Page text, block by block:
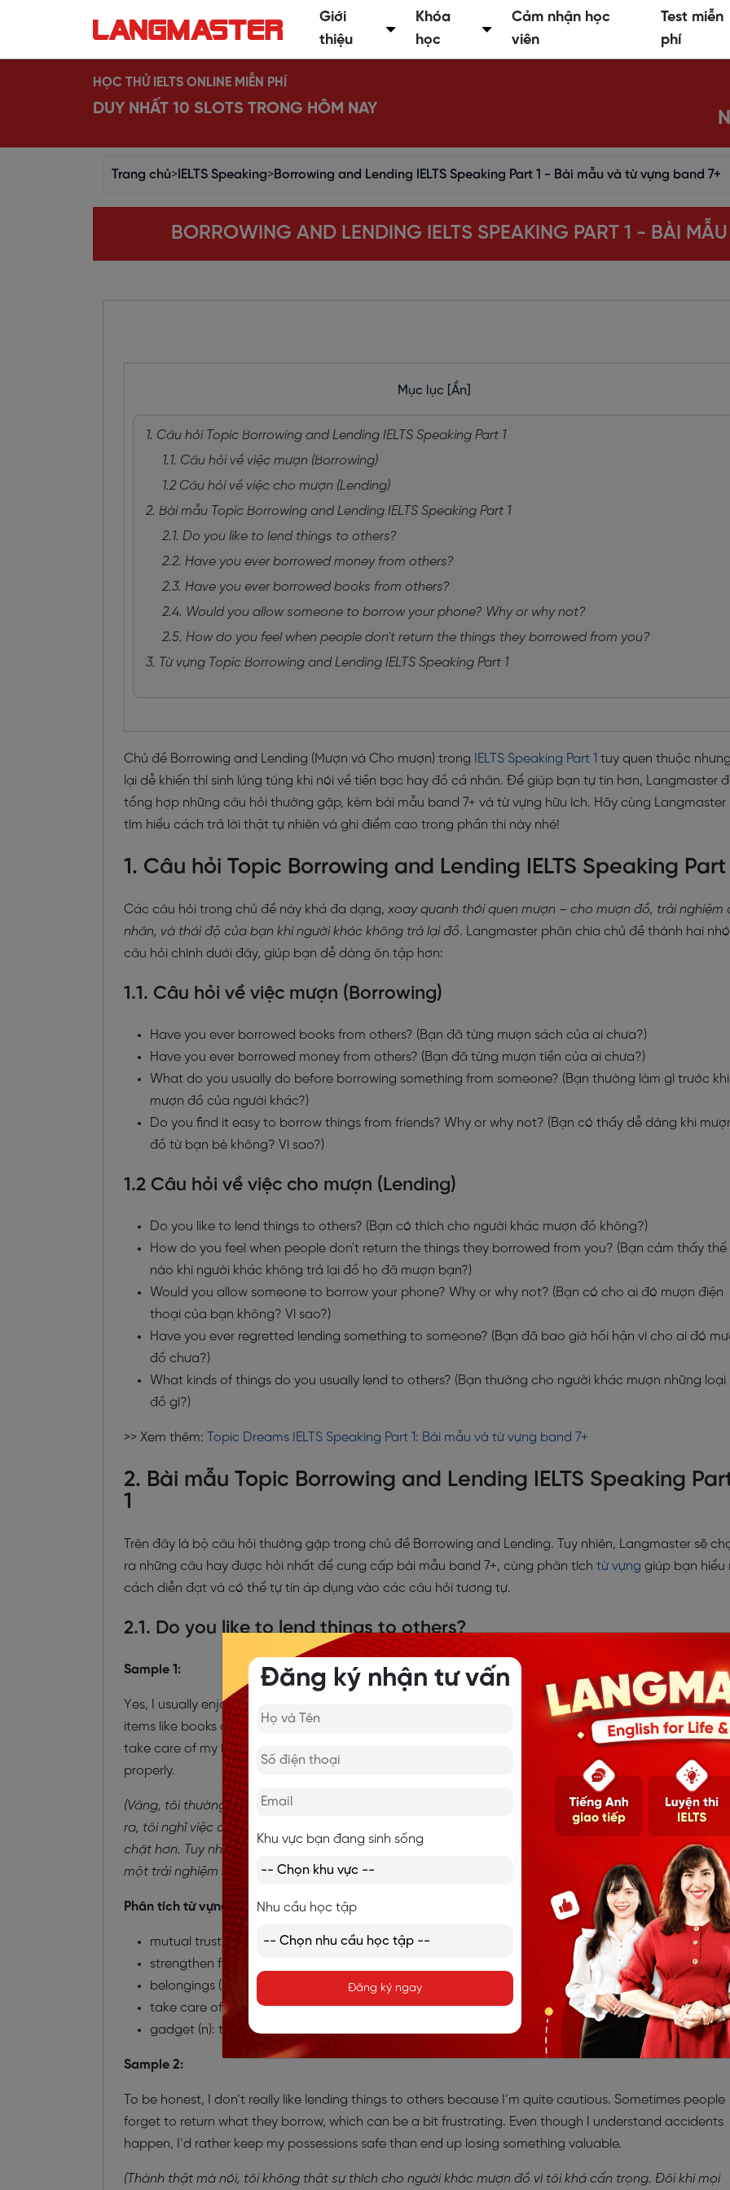
Giới
thiệu
Khóa
học
Cảm nhận học
viên
Test miễn
phí
HỌC THỬ IELTS ONLINE MIỄN PHÍ
DUY NHẤT 10 SLOTS TRONG HÔM NAY
Trang chủ> IELTS Speaking>Borrowing and Lending IELTS Speaking Part 1 - Bài mẫu và từ vựng band 7+
BORROWING AND LENDING IELTS SPEAKING PART 1 - BÀI
Mục lục [Ẩn]
1. Câu hỏi Topic Borrowing and Lending IELTS Speaking Part 1
1.1. Câu hỏi về việc mượn (Borrowing)
1.2 Câu hỏi về việc cho mượn (Lending)
2. Bài mẫu Topic Borrowing and Lending IELTS Speaking Part 1
2.1. Do you like to lend things to others?
2.2. Have you ever borrowed money from others?
2.3. Have you ever borrowed books from others?
2.4. Would you allow someone to borrow your phone? Why or why not?
2.5. How do you feel when people don't return the things they borrowed from you?
3. Từ vựng Topic Borrowing and Lending IELTS Speaking Part 1
Chủ đề Borrowing and Lending (Mượn và Cho mượn) trong IELTS Speaking Part 1 tuy quen thuộc nhưng
lại dễ khiến thí sinh lúng túng khi nói về tiền bạc hay đồ cá nhân. Để giúp bạn tự tin hơn, Langmaster
tổng hợp những câu hỏi thường gặp, kèm bài mẫu band 7+ và từ vựng hữu ích. Hãy cùng Langmaster
tìm hiểu cách trả lời thật tự nhiên và ghi điểm cao trong phần thi này nhé!
1. Câu hỏi Topic Borrowing and Lending IELTS Speaking Part
Các câu hỏi trong chủ đề này khá đa dạng, xoay quanh thói quen mượn – cho mượn đồ, trải nghiệm
nhân, và thái độ của bạn khi người khác không trả lại đồ. Langmaster phân chia chủ đề thành hai
câu hỏi chính dưới đây, giúp bạn dễ dàng ôn tập hơn:
1.1. Câu hỏi về việc mượn (Borrowing)
Have you ever borrowed books from others? (Bạn đã từng mượn sách của ai chưa?)
Have you ever borrowed money from others? (Bạn đã từng mượn tiền của ai chưa?)
What do you usually do before borrowing something from someone? (Bạn thường làm gì trước khi
mượn đồ của người khác?)
Do you find it easy to borrow things from friends? Why or why not? (Bạn có thấy dễ dàng khi
đồ từ bạn bè không? Vì sao?)
1.2 Câu hỏi về việc cho mượn (Lending)
Do you like to lend things to others? (Bạn có thích cho người khác mượn đồ không?)
How do you feel when people don't return the things they borrowed from you? (Bạn cảm thấy thế
nào khi người khác không trả lại đồ họ đã mượn bạn?)
Would you allow someone to borrow your phone? Why or why not? (Bạn có cho ai đó mượn điện
thoại của bạn không? Vì sao?)
Have you ever regretted lending something to someone? (Bạn đã bao giờ hối hận vì cho ai đó
đồ chưa?)
What kinds of things do you usually lend to others? (Bạn thường cho người khác mượn những loại
đồ gì?)
>> Xem thêm: Topic Dreams IELTS Speaking Part 1: Bài mẫu và từ vựng band 7+
2. Bài mẫu Topic Borrowing and Lending IELTS Speaking
1
Trên đây là bộ câu hỏi thường gặp trong chủ đề Borrowing and Lending. Tuy nhiên, Langmaster sẽ
ra những câu hay được hỏi nhất để cung cấp bài mẫu band 7+, cùng phân tích từ vựng giúp bạn hiểu
cách diễn đạt và có thể tự tin áp dụng vào các câu hỏi tương tự.
2.1. Do you like to lend things to others?
Sample 1:
Yes, I usually enjoy lending my things to others because it helps build mutual trust. Besides, I think
items like books or gadgets can strengthen friendships. However, I only lend to people who I know will
take care of my belongings since I once had a bad experience with someone who didn’t return my stuff
properly.
(Vâng, tôi thường thích cho người khác mượn đồ vì điều đó giúp xây dựng sự tin tưởng lẫn nhau. Ngoài
ra, tôi nghĩ việc chia sẻ những món đồ như sách hoặc thiết bị điện tử có thể làm tình bạn trở nên bền
chặt hơn. Tuy nhiên, tôi chỉ cho mượn với những người mà tôi biết họ sẽ giữ gìn cẩn thận, vì tôi từng có
một trải nghiệm không hay với người không trả đồ đúng cách.)
Phân tích từ vựng:
mutual trust (n): sự tin tưởng lẫn nhau
strengthen friendships (collocation): củng cố tình bạn
belongings (n): đồ đạc, tài sản cá nhân
take care of (phrasal verb): giữ gìn, chăm sóc
gadget (n): thiết bị, đồ công nghệ nhỏ gọn
Sample 2:
To be honest, I don’t really like lending things to others because I’m quite cautious. Sometimes people
forget to return what they borrow, which can be a bit frustrating. Even though I understand accidents
happen, I’d rather keep my possessions safe than end up losing something valuable.
(Thành thật mà nói, tôi không thật sự thích cho người khác mượn đồ vì tôi khá cẩn trọng. Đôi khi mọi
Đăng ký nhận tư vấn
Khu vực bạn đang sinh sống
Nhu cầu học tập
Đăng ký ngay